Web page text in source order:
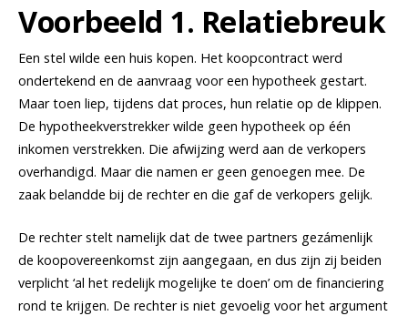
Voorbeeld 1. Relatiebreuk
Een stel wilde een huis kopen. Het koopcontract werd
ondertekend en de aanvraag voor een hypotheek gestart.
Maar toen liep, tijdens dat proces, hun relatie op de klippen.
De hypotheekverstrekker wilde geen hypotheek op één
inkomen verstrekken. Die afwijzing werd aan de verkopers
overhandigd. Maar die namen er geen genoegen mee. De
zaak belandde bij de rechter en die gaf de verkopers gelijk.
De rechter stelt namelijk dat de twee partners gezámenlijk
de koopovereenkomst zijn aangegaan, en dus zijn zij beiden
verplicht ‘al het redelijk mogelijke te doen’ om de financiering
rond te krijgen. De rechter is niet gevoelig voor het argument